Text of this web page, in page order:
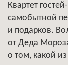
Квартет
самобытной
и подарков.
от Деда
о том, какой